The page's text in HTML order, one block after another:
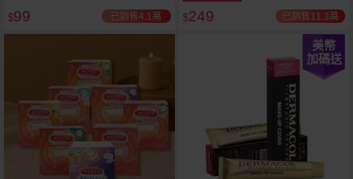
$99 已銷售4.1萬 $249 已銷售11.3萬
美幣
加碼送